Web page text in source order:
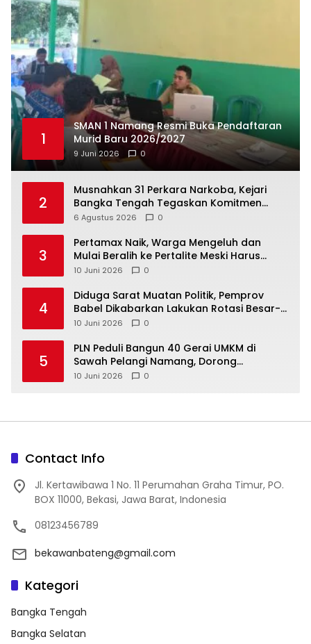
1
SMAN 1 Namang Resmi Buka Pendaftaran
Murid Baru 2026/2027
9 Juni 2026 0
2
Musnahkan 31 Perkara Narkoba, Kejari
Bangka Tengah Tegaskan Komitmen
Berantas Kejahatan Hingga Tuntas
6 Agustus 2026 0
3
‎Pertamax Naik, Warga Mengeluh dan
Mulai Beralih ke Pertalite Meski Harus
10 Juni 2026 0
4
‎Diduga Sarat Muatan Politik, Pemprov
Babel Dikabarkan Lakukan Rotasi Besar-
10 Juni 2026 0
5
‎PLN Peduli Bangun 40 Gerai UMKM di
Sawah Pelangi Namang, Dorong
10 Juni 2026 0
Contact Info
Jl. Kertawibawa 1 No. 11 Perumahan Graha Timur, PO.
BOX 11000, Bekasi, Jawa Barat, Indonesia
08123456789
bekawanbateng@gmail.com
Kategori
Bangka Tengah
Bangka Selatan